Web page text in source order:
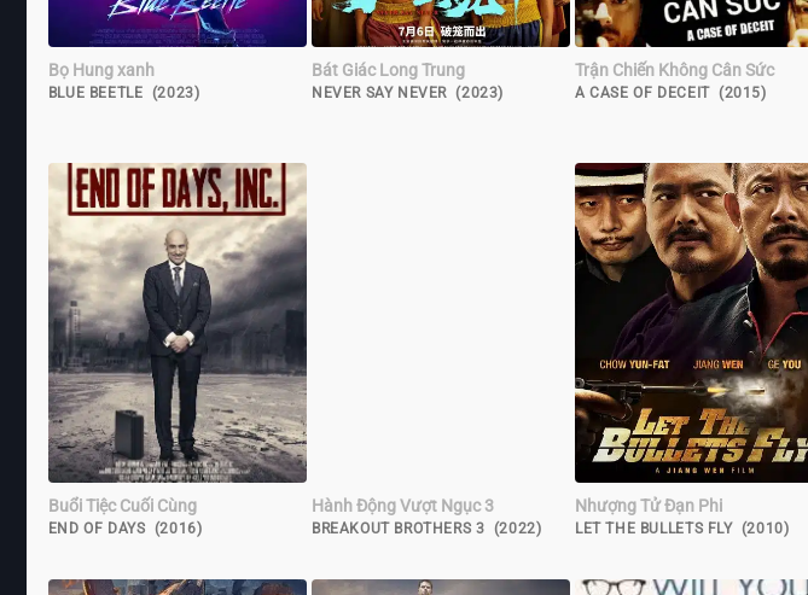
Bọ Hung xanh
BLUE BEETLE (2023)
Bát Giác Long Trung
NEVER SAY NEVER (2023)
Trận Chiến Không Cân Sức
A CASE OF DECEIT (2015)
Buổi Tiệc Cuối Cùng
END OF DAYS (2016)
Hành Động Vượt Ngục 3
BREAKOUT BROTHERS 3 (2022)
Nhượng Tử Đạn Phi
LET THE BULLETS FLY (2010)